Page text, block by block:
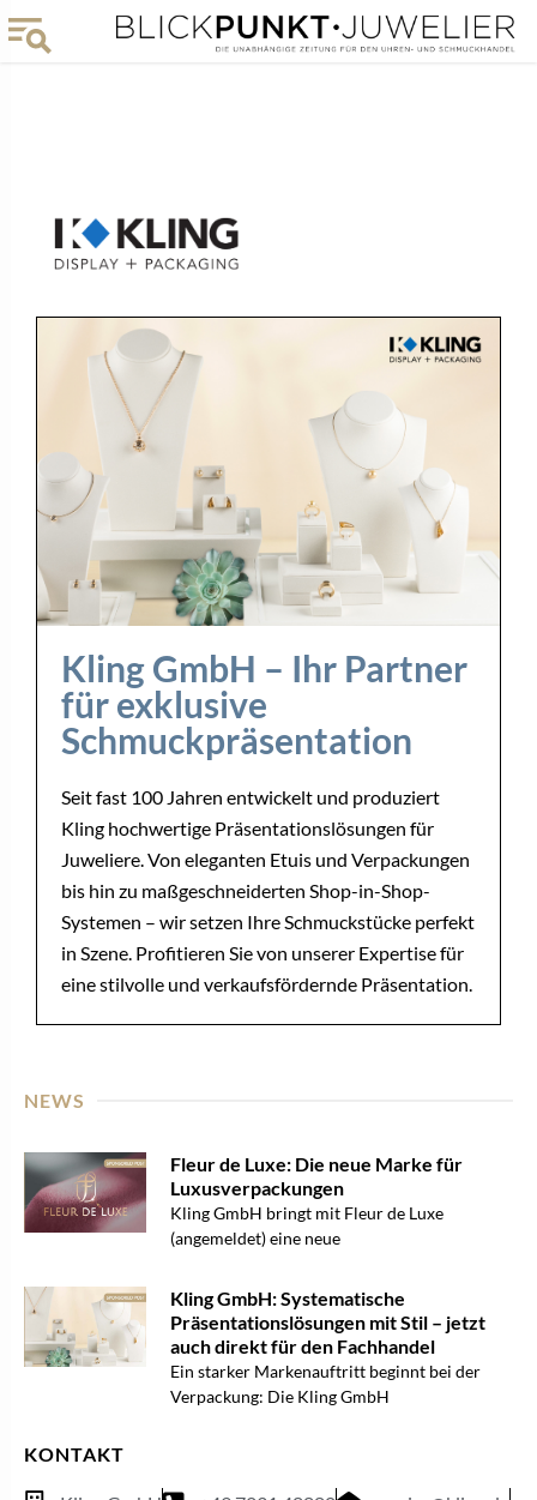
Kling GmbH – Ihr Partner
für exklusive
Schmuckpräsentation
Seit fast 100 Jahren entwickelt und produziert
Kling hochwertige Präsentationslösungen für
Juweliere. Von eleganten Etuis und Verpackungen
bis hin zu maßgeschneiderten Shop-in-Shop-
Systemen – wir setzen Ihre Schmuckstücke perfekt
in Szene. Profitieren Sie von unserer Expertise für
eine stilvolle und verkaufsfördernde Präsentation.
NEWS
Fleur de Luxe: Die neue Marke für
Luxusverpackungen
Kling GmbH bringt mit Fleur de Luxe
(angemeldet) eine neue
Kling GmbH: Systematische
Präsentationslösungen mit Stil – jetzt
auch direkt für den Fachhandel
Ein starker Markenauftritt beginnt bei der
Verpackung: Die Kling GmbH
KONTAKT